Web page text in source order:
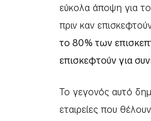
εύκολα άποψη για
πριν καν
το 80% των
επισκεφτούν για
Το γεγονός αυτό
εταιρείες που